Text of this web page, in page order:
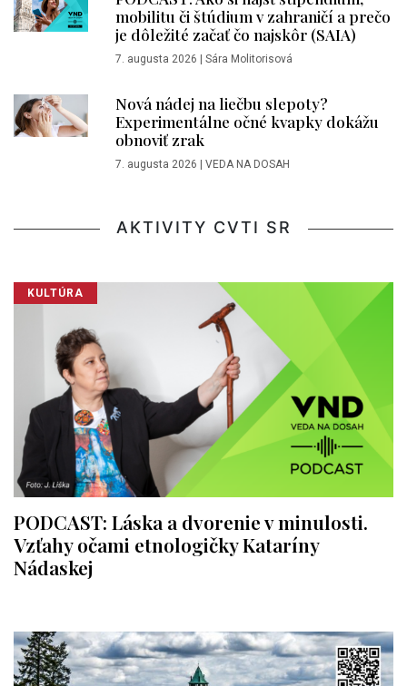
mobilitu či štúdium v zahraničí a prečo
je dôležité začať čo najskôr (SAIA)
7. augusta 2026 Sára Molitorisová
Nová nádej na liečbu slepoty?
Experimentálne očné kvapky dokážu
obnoviť zrak
7. augusta 2026 VEDA NA DOSAH
AKTIVITY CVTI SR
KULTÚRA
PODCAST: Láska a dvorenie v minulosti.
Vzťahy očami etnologičky Kataríny
Nádaskej